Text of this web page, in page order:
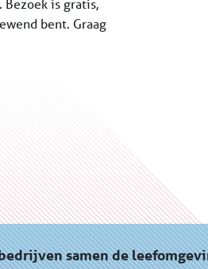
is gratis,
bent. Graag
samen de